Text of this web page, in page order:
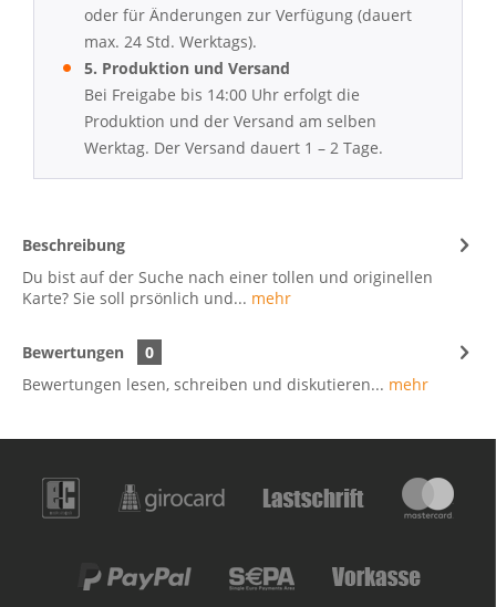
oder für Änderungen zur Verfügung (dauert
max. 24 Std. Werktags).
5. Produktion und Versand
Bei Freigabe bis 14:00 Uhr erfolgt die
Produktion und der Versand am selben
Werktag. Der Versand dauert 1 – 2 Tage.
Beschreibung
Du bist auf der Suche nach einer tollen und originellen
Karte? Sie soll prsönlich und... mehr
Bewertungen
0
Bewertungen lesen, schreiben und diskutieren... mehr